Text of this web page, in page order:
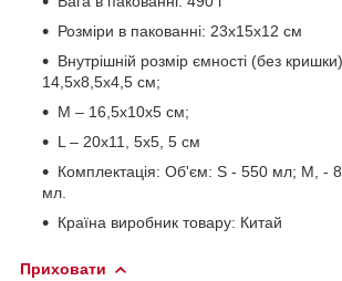
Розміри в пакованні: 23х15х12 см
Внутрішній розмір ємності (без
14,5х8,5х4,5 см;
М – 16,5х10х5 см;
L – 20х11, 5х5, 5 см
Комплектація: Об'єм: S - 550 мл; М, -
мл.
Країна виробник товару: Китай
Приховати